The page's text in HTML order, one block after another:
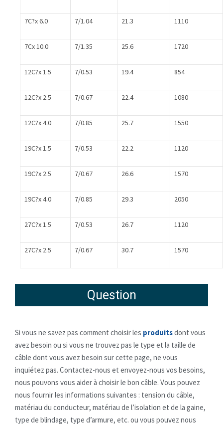
7C?x 6.0 7/1.04 21.3 1110
7Cx 10.0 7/1.35 25.6 1720
12C?x 1.5 7/0.53 19.4 854
12C?x 2.5 7/0.67 22.4 1080
12C?x 4.0 7/0.85 25.7 1550
19C?x 1.5 7/0.53 22.2 1120
19C?x 2.5 7/0.67 26.6 1570
19C?x 4.0 7/0.85 29.3 2050
27C?x 1.5 7/0.53 26.7 1120
27C?x 2.5 7/0.67 30.7 1570
Question
Si vous ne savez pas comment choisir les produitsdont vous
avez besoin ou si vous ne trouvez pas le type et la taille de
câble dont vous avez besoin sur cette page, ne vous
inquiétez pas. Contactez-nous et envoyez-nous vos besoins,
nous pouvons vous aider à choisir le bon câble. Vous pouvez
nous fournir les informations suivantes : tension du câble,
matériau du conducteur, matériau de l’isolation et de la gaine,
type de blindage, type d’armure, etc. ou vous pouvez nous